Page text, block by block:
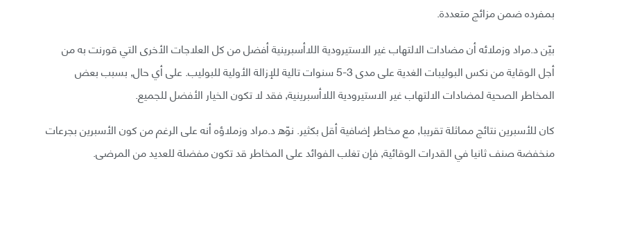
بمفرده ضمن مزائج متعددة.
بيّن د.مراد وزملائه أن مضادات الالتهاب غير الاستيرودية اللاأسبرينية أفضل من كل العلاجات الأخرى التي قورنت به من
أجل الوقاية من نكس البوليبات الغدية على مدى 3-5 سنوات تالية للإزالة الأولية للبوليب. على أي حال, بسبب بعض
المخاطر الصحية لمضادات الالتهاب غير الاستيرودية اللاأسبرينية, فقد لا تكون الخيار الأفضل للجميع.
كان للأسبرين نتائج مماثلة تقريبا, مع مخاطر إضافية أقل بكثير. نوّه د.مراد وزملاؤه أنه على الرغم من كون الأسبرين بجرعات
منخفضة صنف ثانيا في القدرات الوقائية, فإن تغلب الفوائد على المخاطر قد تكون مفضلة للعديد من المرضى.